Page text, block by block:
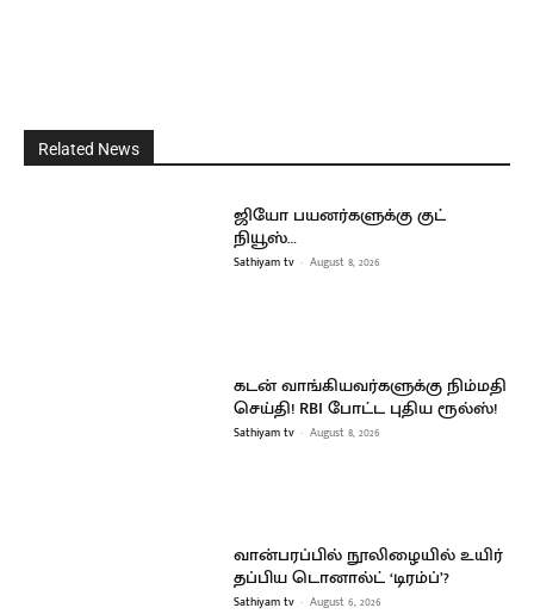
Related News
ஜியோ பயனர்களுக்கு குட்
நியூஸ்…
Sathiyam tv - August 8, 2026
கடன் வாங்கியவர்களுக்கு நிம்மதி
செய்தி! RBI போட்ட புதிய ரூல்ஸ்!
Sathiyam tv - August 8, 2026
வான்பரப்பில் நூலிழையில் உயிர்
தப்பிய டொனால்ட் ‘டிரம்ப்’?
Sathiyam tv - August 6, 2026